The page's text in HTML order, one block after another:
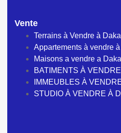
Vente
Terrains à Vendre à
Appartements à vendre
Maisons a vendre a
BATIMENTS À
IMMEUBLES À
STUDIO À VENDRE À